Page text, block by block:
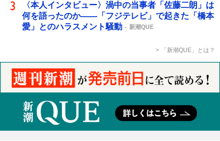
〈本人インタビュー〉渦中の当事者「佐藤二朗」は
何を語ったのか――「フジテレビ」で起きた「橋本
愛」とのハラスメント騒動
新潮QUE
「新潮QUE」とは？